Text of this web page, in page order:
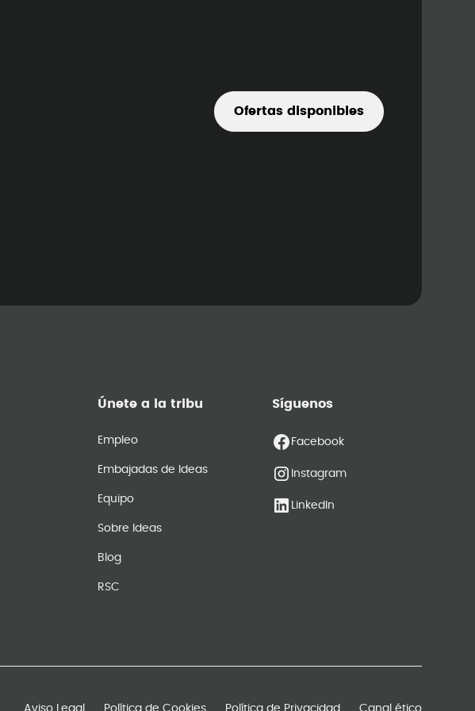
Ofertas disponibles
Únete a la tribu
Empleo
Embajadas de Ideas
Equipo
Sobre Ideas
Blog
RSC
Síguenos
Facebook
Instagram
LinkedIn
Aviso Legal Política de Cookies Política de Privacidad Canal ético